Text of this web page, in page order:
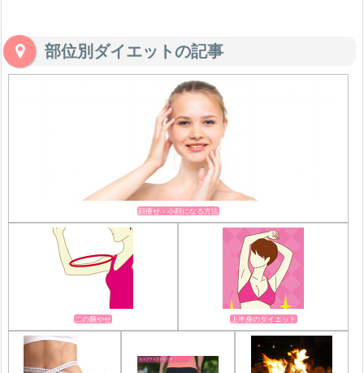
部位別ダイエットの記事
顔痩せ・小顔になる方法
二の腕やせ 上半身のダイエット